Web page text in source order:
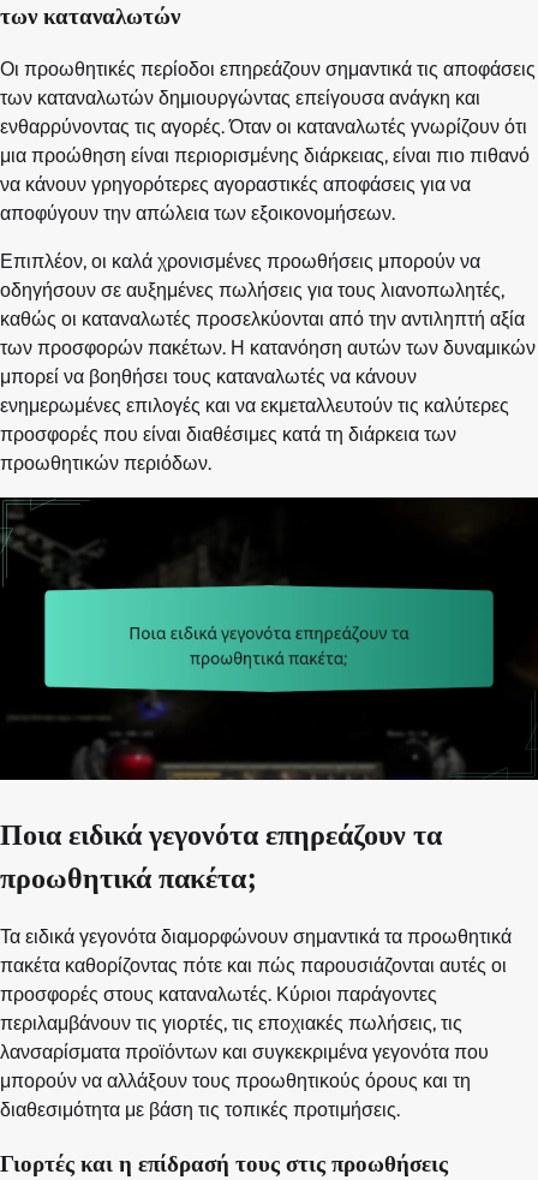
των καταναλωτών
Οι προωθητικές περίοδοι επηρεάζουν σημαντικά τις αποφάσεις
των καταναλωτών δημιουργώντας επείγουσα ανάγκη και
ενθαρρύνοντας τις αγορές. Όταν οι καταναλωτές γνωρίζουν ότι
μια προώθηση είναι περιορισμένης διάρκειας, είναι πιο πιθανό
να κάνουν γρηγορότερες αγοραστικές αποφάσεις για να
αποφύγουν την απώλεια των εξοικονομήσεων.
Επιπλέον, οι καλά χρονισμένες προωθήσεις μπορούν να
οδηγήσουν σε αυξημένες πωλήσεις για τους λιανοπωλητές,
καθώς οι καταναλωτές προσελκύονται από την αντιληπτή αξία
των προσφορών πακέτων. Η κατανόηση αυτών των δυναμικών
μπορεί να βοηθήσει τους καταναλωτές να κάνουν
ενημερωμένες επιλογές και να εκμεταλλευτούν τις καλύτερες
προσφορές που είναι διαθέσιμες κατά τη διάρκεια των
προωθητικών περιόδων.
Ποια ειδικά γεγονότα επηρεάζουν τα
προωθητικά πακέτα;
Τα ειδικά γεγονότα διαμορφώνουν σημαντικά τα προωθητικά
πακέτα καθορίζοντας πότε και πώς παρουσιάζονται αυτές οι
προσφορές στους καταναλωτές. Κύριοι παράγοντες
περιλαμβάνουν τις γιορτές, τις εποχιακές πωλήσεις, τις
λανσαρίσματα προϊόντων και συγκεκριμένα γεγονότα που
μπορούν να αλλάξουν τους προωθητικούς όρους και τη
διαθεσιμότητα με βάση τις τοπικές προτιμήσεις.
Γιορτές και η επίδρασή τους στις προωθήσεις